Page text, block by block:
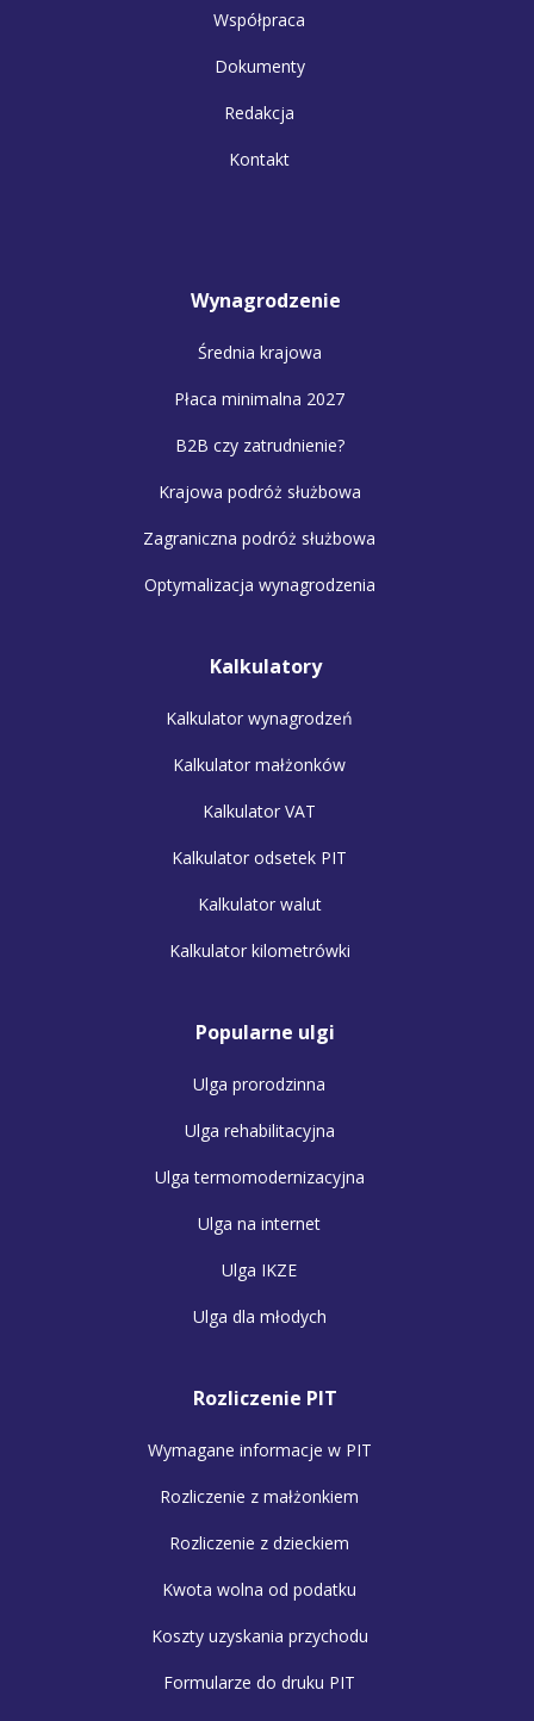
Współpraca
Dokumenty
Redakcja
Kontakt
Wynagrodzenie
Średnia krajowa
Płaca minimalna 2027
B2B czy zatrudnienie?
Krajowa podróż służbowa
Zagraniczna podróż służbowa
Optymalizacja wynagrodzenia
Kalkulatory
Kalkulator wynagrodzeń
Kalkulator małżonków
Kalkulator VAT
Kalkulator odsetek PIT
Kalkulator walut
Kalkulator kilometrówki
Popularne ulgi
Ulga prorodzinna
Ulga rehabilitacyjna
Ulga termomodernizacyjna
Ulga na internet
Ulga IKZE
Ulga dla młodych
Rozliczenie PIT
Wymagane informacje w PIT
Rozliczenie z małżonkiem
Rozliczenie z dzieckiem
Kwota wolna od podatku
Koszty uzyskania przychodu
Formularze do druku PIT